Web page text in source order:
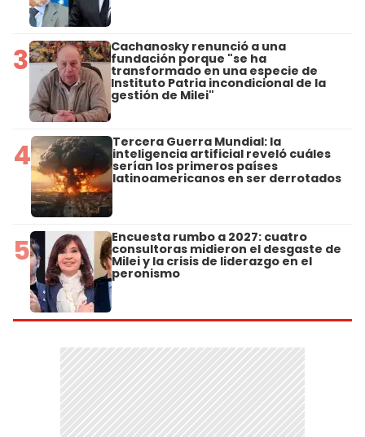
3 Cachanosky renunció a una
fundación porque "se ha
transformado en una especie de
Instituto Patria incondicional de la
gestión de Milei"
4 Tercera Guerra Mundial: la
inteligencia artificial reveló cuáles
serían los primeros países
latinoamericanos en ser derrotados
5 Encuesta rumbo a 2027: cuatro
consultoras midieron el desgaste de
Milei y la crisis de liderazgo en el
peronismo